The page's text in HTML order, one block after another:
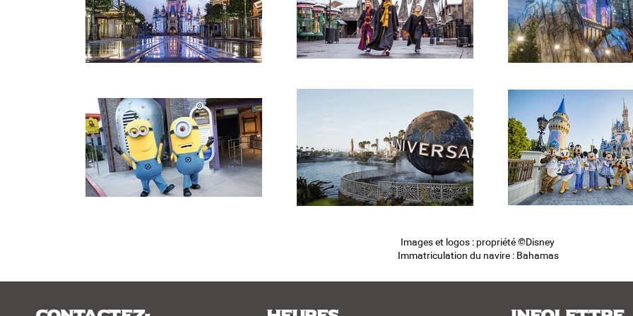
Images et logos : propriété ©Disney
Immatriculation du navire : Bahamas